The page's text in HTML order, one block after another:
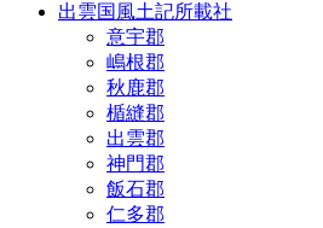
出雲国風土記所載社
意宇郡
嶋根郡
秋鹿郡
楯縫郡
出雲郡
神門郡
飯石郡
仁多郡